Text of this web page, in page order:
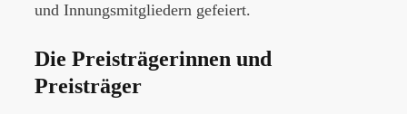
und Innungsmitgliedern gefeiert.
Die Preisträgerinnen und
Preisträger